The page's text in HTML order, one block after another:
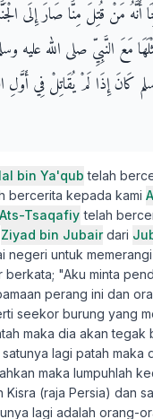
أَنَّهُ مَنْ قُتِلَ مِنَّا صَارَ إِلَى
مَعَ النَّبِيِّ صلى الله
كَانَ إِذَا لَمْ يُقَاتِلْ فِي
bin Ya'qub telah
bercerita kepada kami
Tsaqafiy telah
Ziyad bin Jubairdari
untuk
berkata; "Aku minta
perang ini dan
seekor burung yang
maka dia akan
lagi patah
maka lumpuhlah
(raja Persia) dan
lagi adalah orang-